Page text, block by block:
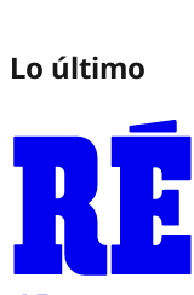
Lo último